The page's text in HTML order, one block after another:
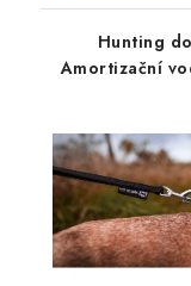
Hunting
Amortizační